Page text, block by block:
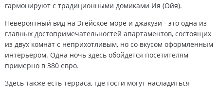
гармонируют с традиционными домиками Ия (Ойя).
Невероятный вид на Эгейское море и джакузи - это одна из
главных достопримечательностей апартаментов, состоящих
из двух комнат с неприхотливым, но со вкусом оформленным
интерьером. Одна ночь здесь обойдется посетителям
примерно в 380 евро.
Здесь также есть терраса, где гости могут насладиться